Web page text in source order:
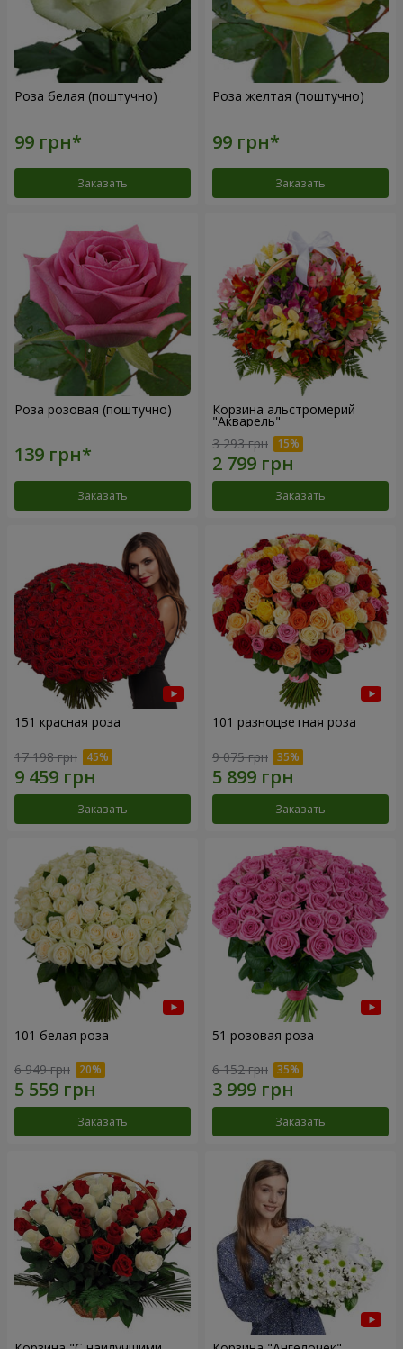
Роза белая (поштучно)
Заказать
Роза желтая (поштучно)
Заказать
Роза розовая (поштучно)
Заказать
Корзина альстромерий
"Акварель"
3 293 грн
Заказать
151 красная роза
17 198 грн
Заказать
101 разноцветная роза
9 075 грн
Заказать
101 белая роза
6 949 грн
Заказать
51 розовая роза
6 152 грн
Заказать